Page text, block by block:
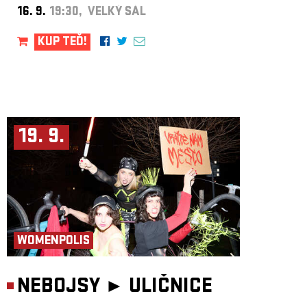
16. 9. 19:30, VELKÝ SÁL
KUP TEĎ!
19. 9.
WOMENPOLIS
NEBOJSY ► ULIČNICE